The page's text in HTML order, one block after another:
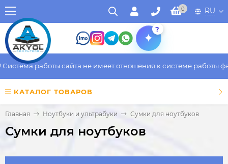
0 RU
?
работы сайта не имеет отношения к системе работы
КАТАЛОГ ТОВАРОВ
Главная Ноутбуки и ультрабуки Сумки для ноутбуков
Сумки для ноутбуков